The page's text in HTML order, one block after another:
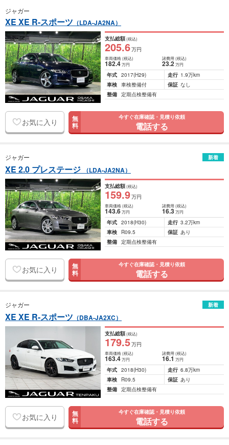
ジャガー
XE XE R-スポーツ （LDA-JA2NA）
支払総額(税込)
205.6万円
車両価格(税込)
182.4万円
諸費用 (税込)
23.2 万円
年式 2017(H29) 走行 1.9万km
車検 車検整備付 保証 なし
整備 定期点検整備有
お気に入り 無
料
今すぐ在庫確認・見積り依頼
電話する
ジャガー 新着
XE 2.0 プレステージ （LDA-JA2NA）
支払総額(税込)
159.9万円
車両価格(税込)
143.6万円
諸費用 (税込)
16.3 万円
年式 2018(H30) 走行 3.2万km
車検
R09.5 保証 あり
整備 定期点検整備有
お気に入り 無
料
今すぐ在庫確認・見積り依頼
電話する
ジャガー 新着
XE XE R-スポーツ （DBA-JA2XC）
支払総額(税込)
179.5万円
車両価格(税込)
163.4万円
諸費用 (税込)
16.1 万円
年式 2018(H30) 走行 6.8万km
車検
R09.5 保証 あり
整備 定期点検整備有
お気に入り 無
料
今すぐ在庫確認・見積り依頼
電話する